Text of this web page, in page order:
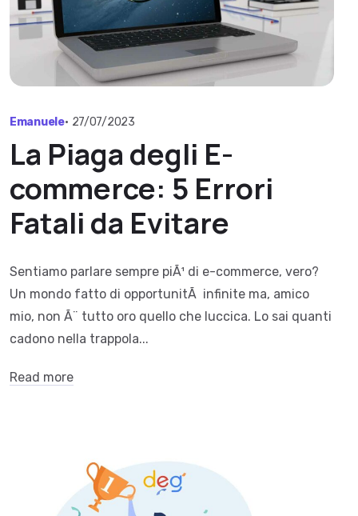
Emanuele• 27/07/2023
La Piaga degli E-
commerce: 5 Errori
Fatali da Evitare
Sentiamo parlare sempre piÃ¹ di e-commerce, vero?
Un mondo fatto di opportunitÃ infinite ma, amico
mio, non Ã¨ tutto oro quello che luccica. Lo sai quanti
cadono nella trappola...
Read more